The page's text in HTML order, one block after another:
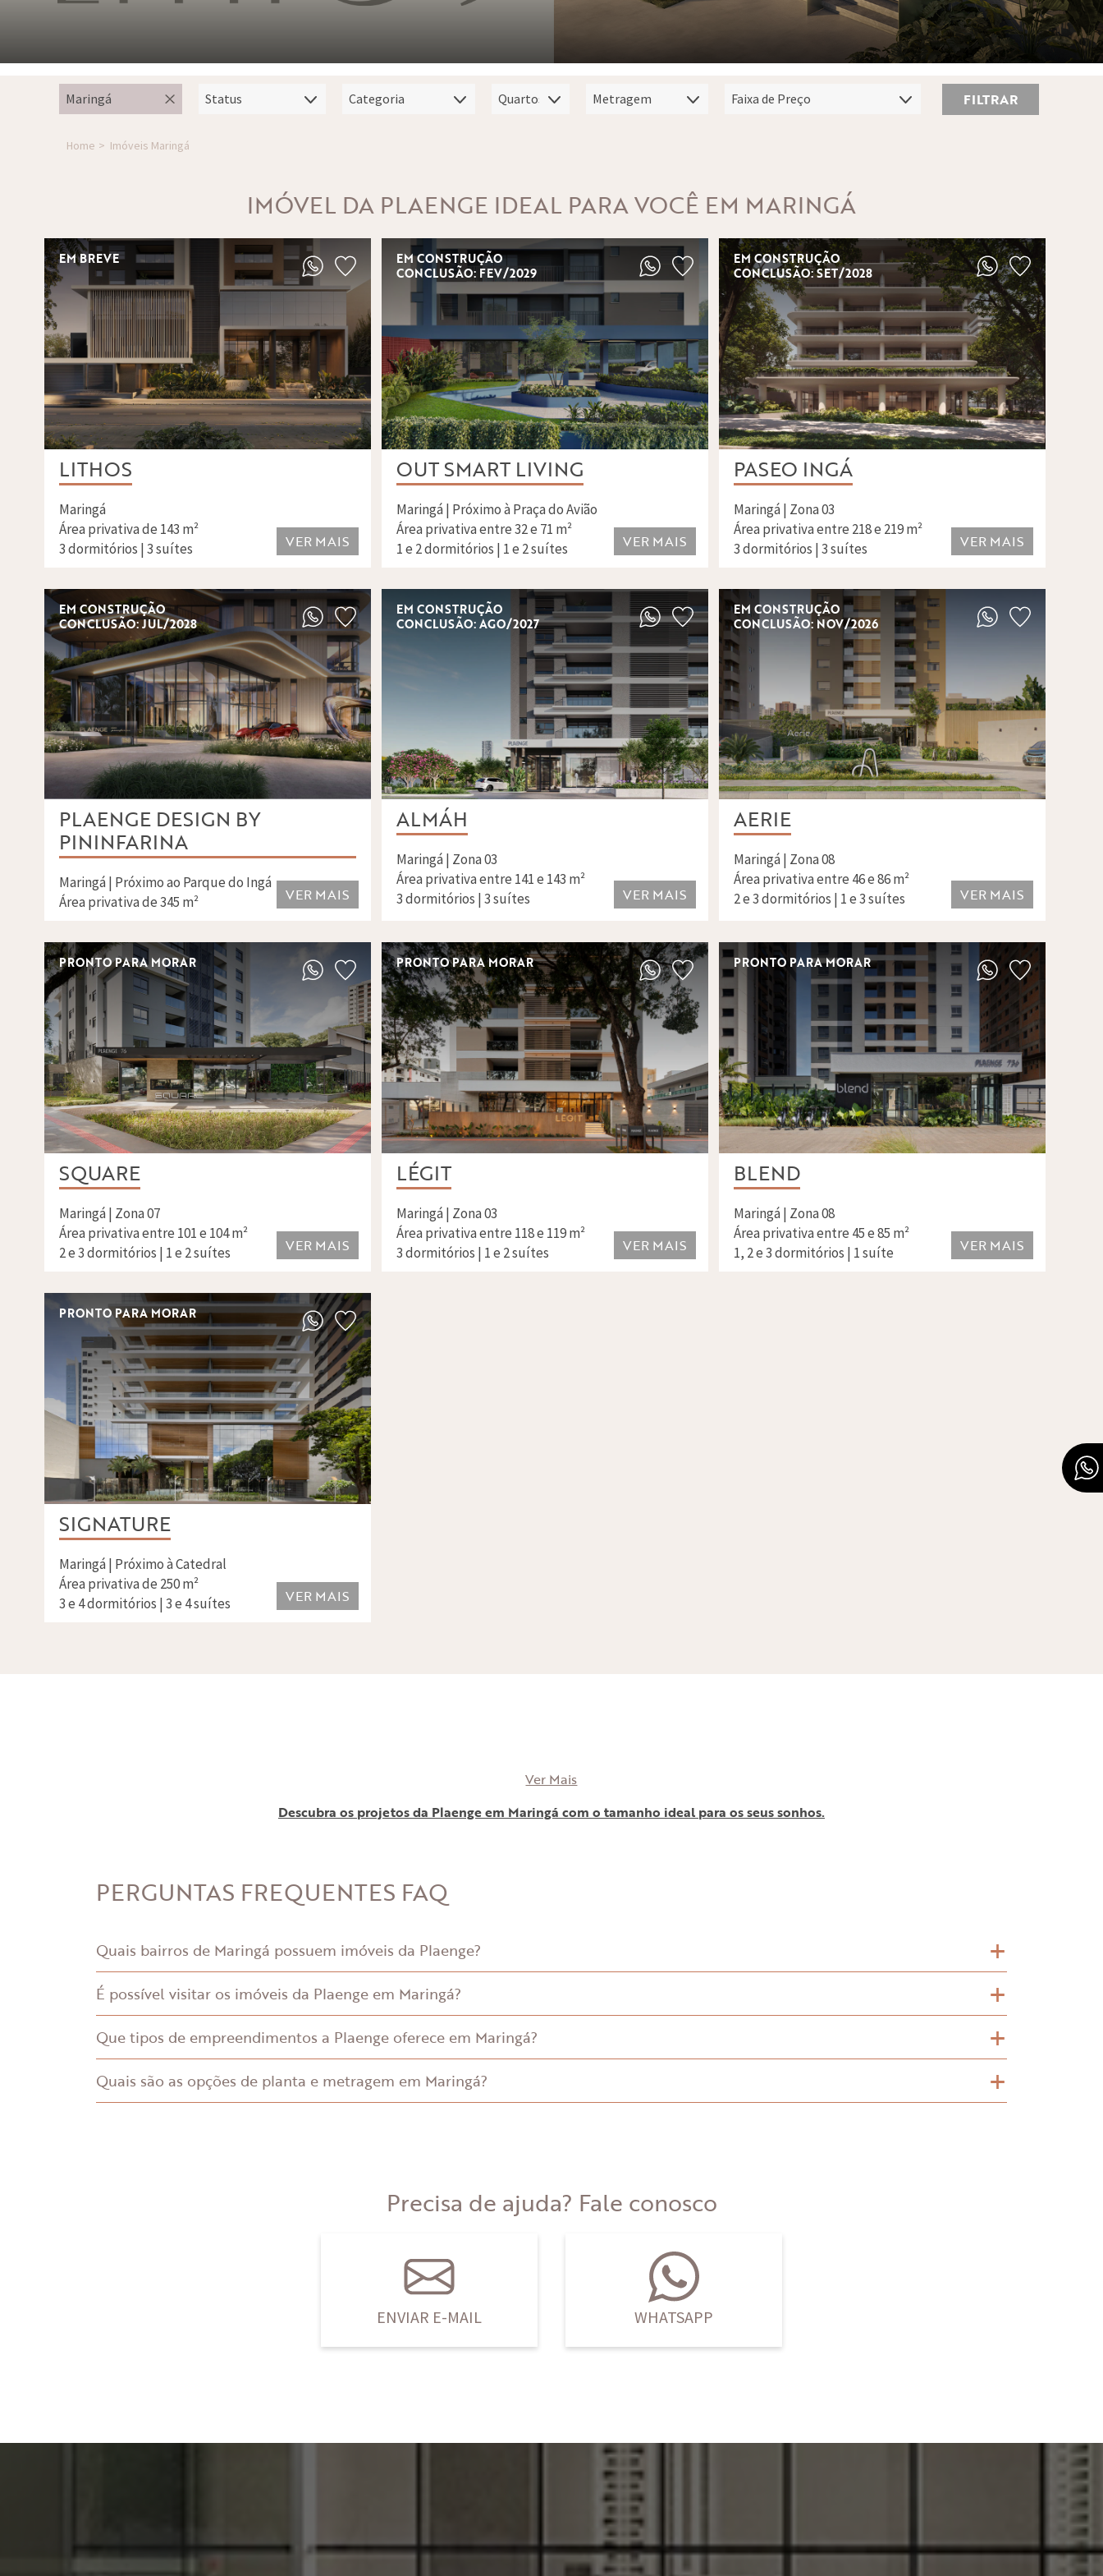
FILTRAR
Home Imóveis Maringá
IMÓVEL DA PLAENGE IDEAL PARA VOCÊ EM MARINGÁ
EM BREVE
LITHOS
Maringá
Área privativa de 143 m²
3 dormitórios | 3 suítes
VER MAIS
EM CONSTRUÇÃO
CONCLUSÃO: FEV/2029
OUT SMART LIVING
Maringá | Próximo à Praça do Avião
Área privativa entre 32 e 71 m²
1 e 2 dormitórios | 1 e 2 suítes
VER MAIS
EM CONSTRUÇÃO
CONCLUSÃO: SET/2028
PASEO INGÁ
Maringá | Zona 03
Área privativa entre 218 e 219 m²
3 dormitórios | 3 suítes
VER MAIS
EM CONSTRUÇÃO
CONCLUSÃO: JUL/2028
PLAENGE DESIGN BY
PININFARINA
Maringá | Próximo ao Parque do Ingá
Área privativa de 345 m²
VER MAIS
EM CONSTRUÇÃO
CONCLUSÃO: AGO/2027
ALMÁH
Maringá | Zona 03
Área privativa entre 141 e 143 m²
3 dormitórios | 3 suítes
VER MAIS
EM CONSTRUÇÃO
CONCLUSÃO: NOV/2026
AERIE
Maringá | Zona 08
Área privativa entre 46 e 86 m²
2 e 3 dormitórios | 1 e 3 suítes
VER MAIS
PRONTO PARA MORAR
SQUARE
Maringá | Zona 07
Área privativa entre 101 e 104 m²
2 e 3 dormitórios | 1 e 2 suítes
VER MAIS
PRONTO PARA MORAR
LÉGIT
Maringá | Zona 03
Área privativa entre 118 e 119 m²
3 dormitórios | 1 e 2 suítes
VER MAIS
PRONTO PARA MORAR
BLEND
Maringá | Zona 08
Área privativa entre 45 e 85 m²
1, 2 e 3 dormitórios | 1 suíte
VER MAIS
PRONTO PARA MORAR
SIGNATURE
Maringá | Próximo à Catedral
Área privativa de 250 m²
3 e 4 dormitórios | 3 e 4 suítes
VER MAIS
Ver Mais
Descubra os projetos da Plaenge em Maringá com o tamanho ideal para os seus sonhos.
PERGUNTAS FREQUENTES FAQ
Quais bairros de Maringá possuem imóveis da Plaenge? +
É possível visitar os imóveis da Plaenge em Maringá? +
Que tipos de empreendimentos a Plaenge oferece em Maringá? +
Quais são as opções de planta e metragem em Maringá? +
Precisa de ajuda? Fale conosco
ENVIAR E-MAIL WHATSAPP